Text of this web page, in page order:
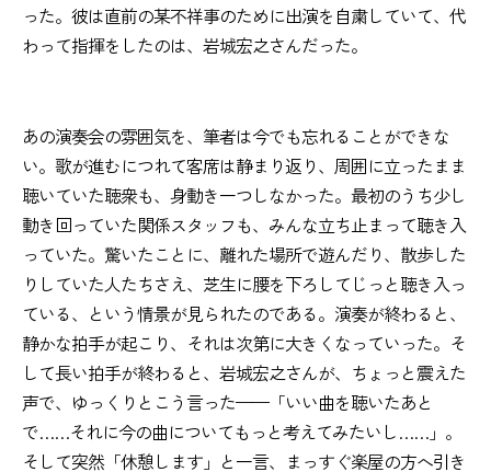
った。彼は直前の某不祥事のために出演を自粛していて、代
わって指揮をしたのは、岩城宏之さんだった。
あの演奏会の雰囲気を、筆者は今でも忘れることができな
い。歌が進むにつれて客席は静まり返り、周囲に立ったまま
聴いていた聴衆も、身動き一つしなかった。最初のうち少し
動き回っていた関係スタッフも、みんな立ち止まって聴き入
っていた。驚いたことに、離れた場所で遊んだり、散歩した
りしていた人たちさえ、芝生に腰を下ろしてじっと聴き入っ
ている、という情景が見られたのである。演奏が終わると、
静かな拍手が起こり、それは次第に大きくなっていった。そ
して長い拍手が終わると、岩城宏之さんが、ちょっと震えた
声で、ゆっくりとこう言った——「いい曲を聴いたあと
で……それに今の曲についてもっと考えてみたいし……」。
そして突然「休憩します」と一言、まっすぐ楽屋の方へ引き